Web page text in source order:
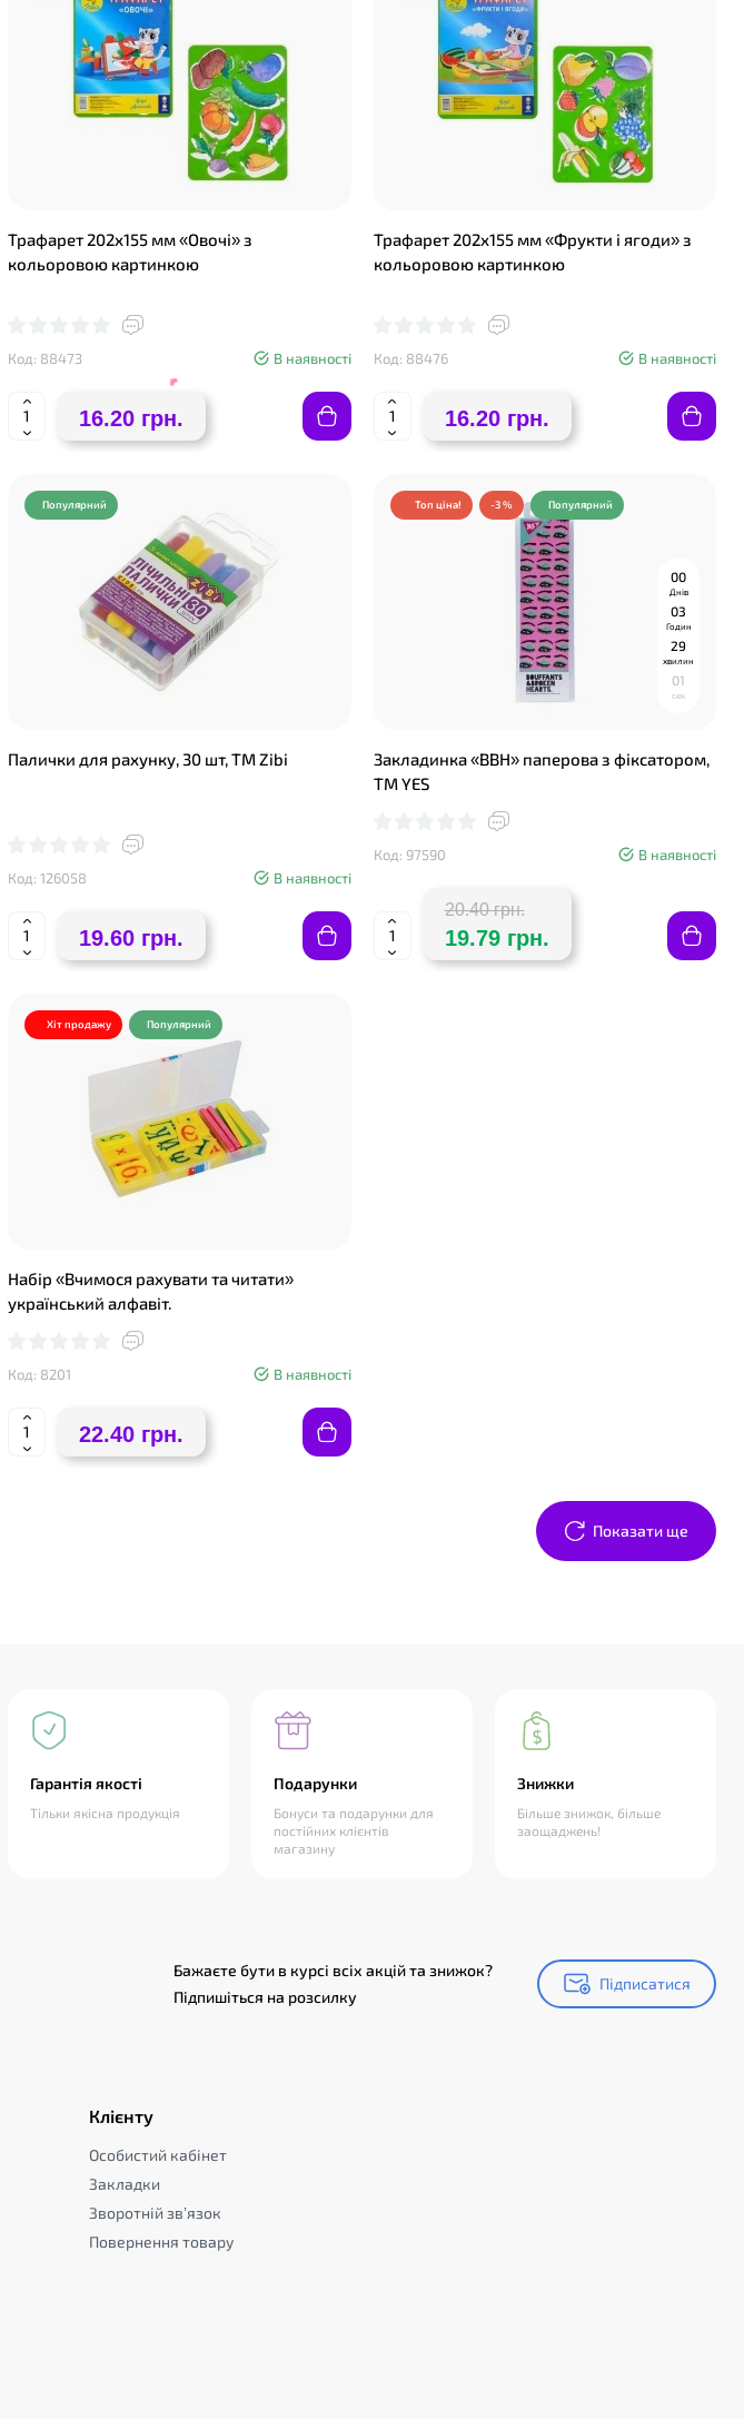
Трафарет 202х155 мм «Овочі» з
кольоровою картинкою
Код: 88473 В наявності
16.20 грн.
Трафарет 202х155 мм «Фрукти і ягоди» з
кольоровою картинкою
Код: 88476 В наявності
16.20 грн.
Популярний
Палички для рахунку, 30 шт, ТМ Zibi
Код: 126058 В наявності
19.60 грн.
Топ ціна! -3 % Популярний
00
Днів
03
Годин
29
хвилин
00
сек
Закладинка «ВВН» паперова з фіксатором,
ТМ YES
Код: 97590 В наявності
20.40 грн.
19.79 грн.
Хіт продажу Популярний
Набір «Вчимося рахувати та читати»
український алфавіт.
Код: 8201 В наявності
22.40 грн.
Показати ще
Гарантія якості
Тільки якісна продукція
Подарунки
Бонуси та подарунки для
постійних клієнтів
магазину
Знижки
Більше знижок, більше
заощаджень!
Бажаєте бути в курсі всіх акцій та знижок?
Підпишіться на розсилку
Підписатися
Підписатися
Клієнту
Особистий кабінет
Закладки
Зворотній зв’язок
Повернення товару
❤